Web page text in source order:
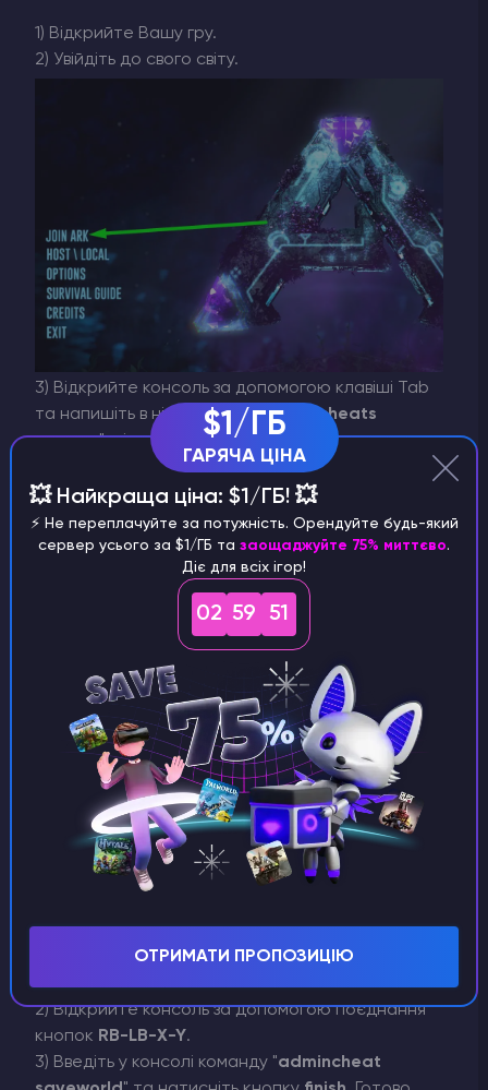
1) Відкрийте Вашу гру.
2) Увійдіть до свого світу.
3) Відкрийте консоль за допомогою клавіші Tab
та напишіть в ній команду "enablecheats
пароль", після чого, натисніть Enter на
Після того, як ви увімкнули чити, впишіть в
консолі "saveworld " та натисніть Enter
1) Увійдіть до свого ігрового світу.
2) Відкрийте консоль за допомогою поєднання
кнопок RB-LB-X-Y.
3) Введіть у консолі команду "admincheat
$1/ГБ
ГАРЯЧА ЦІНА
💥 Найкраща ціна: $1/ГБ! 💥
⚡️ Не переплачуйте за потужність. Орендуйте будь-який
сервер усього за $1/ГБ та заощаджуйте 75% миттєво.
Діє для всіх ігор!
02 59 50
ОТРИМАТИ ПРОПОЗИЦІЮ